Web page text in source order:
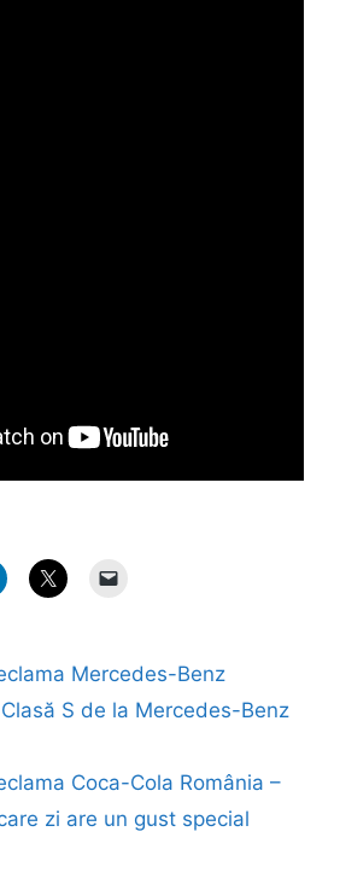
Mercedes-Benz
S de la Mercedes-Benz
Coca-Cola România –
zi are un gust special